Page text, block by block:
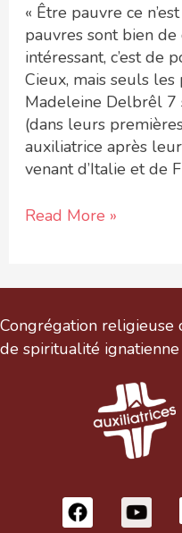
« Être pauvre ce
pauvres sont bien de
intéressant, c’est de
Cieux, mais seuls
Madeleine Delbrêl
(dans leurs
auxiliatrice après
venant d’Italie et de
Read More »
Congrégation religieuse
de spiritualité ignatienne